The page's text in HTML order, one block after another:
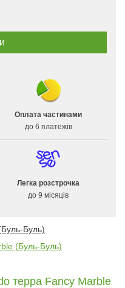
Оплата частинами
до 6 платежів
Легка розстрочка
до 9 місяців
(Буль-Буль)
терра Fancy Marble